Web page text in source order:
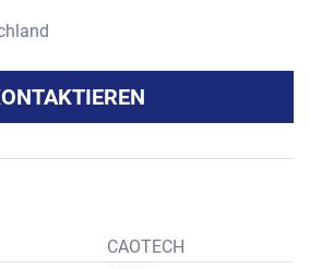
CAOTECH